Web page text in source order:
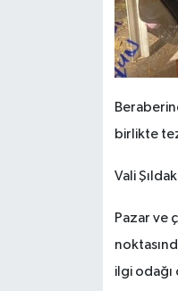
birlikte
Vali
Pazar ve
ilgi odağı